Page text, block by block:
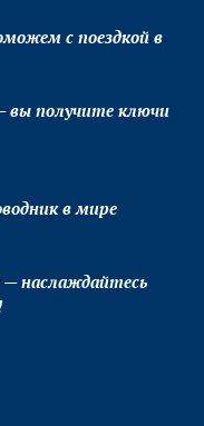
с поездкой в
вы получите ключи
в мире
— наслаждайтесь